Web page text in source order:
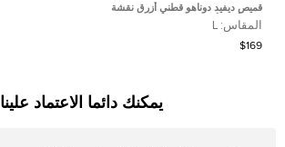
قميص ديفيد دوناهو قطني أزرق نقشة
كارو بأزرار أمامية مقاس كبير
المقاس: L
$169
يمكنك دائما الاعتماد علينا